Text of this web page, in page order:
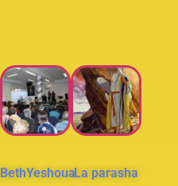
BethYeshouaLa parasha